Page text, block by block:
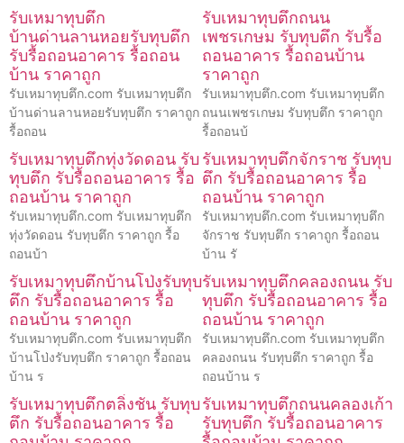
รับเหมาทุบตึก
บ้านด่านลานหอยรับทุบตึก
รับรื้อถอนอาคาร รื้อถอน
บ้าน ราคาถูก
รับเหมาทุบตึก.com รับเหมาทุบตึก
บ้านด่านลานหอยรับทุบตึก ราคาถูก
รื้อถอน
รับเหมาทุบตึกถนน
เพชรเกษม รับทุบตึก รับรื้อ
ถอนอาคาร รื้อถอนบ้าน
ราคาถูก
รับเหมาทุบตึก.com รับเหมาทุบตึก
ถนนเพชรเกษม รับทุบตึก ราคาถูก
รื้อถอนบ้
รับเหมาทุบตึกทุ่งวัดดอน รับ
ทุบตึก รับรื้อถอนอาคาร รื้อ
ถอนบ้าน ราคาถูก
รับเหมาทุบตึก.com รับเหมาทุบตึก
ทุ่งวัดดอน รับทุบตึก ราคาถูก รื้อ
ถอนบ้า
รับเหมาทุบตึกจักราช รับทุบ
ตึก รับรื้อถอนอาคาร รื้อ
ถอนบ้าน ราคาถูก
รับเหมาทุบตึก.com รับเหมาทุบตึก
จักราช รับทุบตึก ราคาถูก รื้อถอน
บ้าน รั
รับเหมาทุบตึกบ้านโป่งรับทุบ
ตึก รับรื้อถอนอาคาร รื้อ
ถอนบ้าน ราคาถูก
รับเหมาทุบตึก.com รับเหมาทุบตึก
บ้านโป่งรับทุบตึก ราคาถูก รื้อถอน
บ้าน ร
รับเหมาทุบตึกคลองถนน รับ
ทุบตึก รับรื้อถอนอาคาร รื้อ
ถอนบ้าน ราคาถูก
รับเหมาทุบตึก.com รับเหมาทุบตึก
คลองถนน รับทุบตึก ราคาถูก รื้อ
ถอนบ้าน ร
รับเหมาทุบตึกตลิ่งชัน รับทุบ
ตึก รับรื้อถอนอาคาร รื้อ
รับเหมาทุบตึกถนนคลองเก้า
รับทุบตึก รับรื้อถอนอาคาร